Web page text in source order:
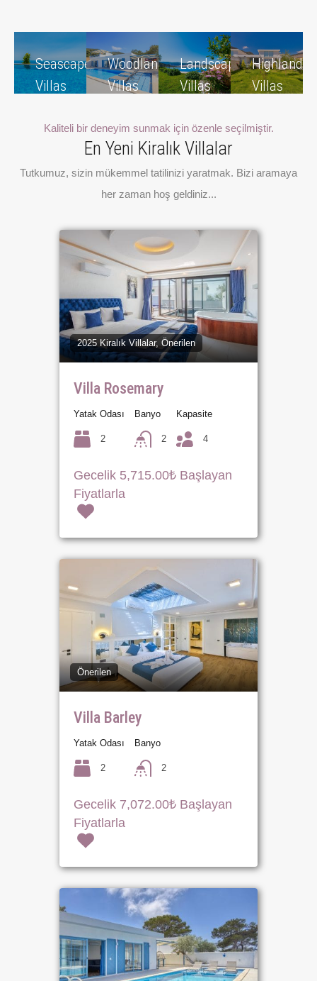
Seascape
Villas
Villas
Woodland
Villas
Villas
Landscape
Villas
Villas
Highland
Villas
Villas
Kaliteli bir deneyim sunmak için özenle seçilmiştir.
En Yeni Kiralık Villalar
Tutkumuz, sizin mükemmel tatilinizi yaratmak. Bizi aramaya
her zaman hoş geldiniz...
2025 Kiralık Villalar, Önerilen
Villa Rosemary
Yatak Odası
2
Banyo
2
Kapasite
4
Gecelik 5,715.00₺ Başlayan
Fiyatlarla
Önerilen
Villa Barley
Yatak Odası
2
Banyo
2
Gecelik 7,072.00₺ Başlayan
Fiyatlarla